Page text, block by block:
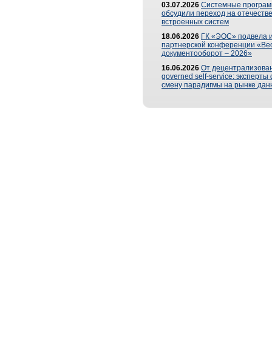
03.07.2026 Системные
обсудили переход на
встроенных систем
18.06.2026 ГК «ЭОС» подвела
партнерской конференции
документооборот – 2026»
16.06.2026 От
governed self-service: эксперты
смену парадигмы на рынке